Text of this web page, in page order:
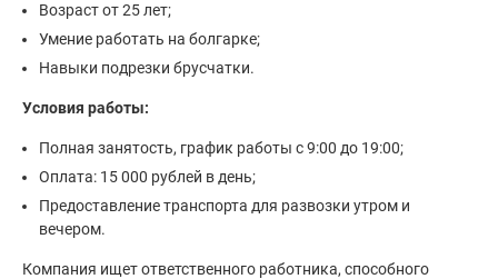
Возраст от 25 лет;
Умение работать на болгарке;
Навыки подрезки брусчатки.
Условия работы:
Полная занятость, график работы с 9:00 до 19:00;
Оплата: 15 000 рублей в день;
Предоставление транспорта для развозки утром и
вечером.
Компания ищет ответственного работника, способного